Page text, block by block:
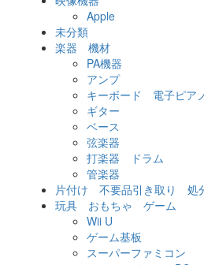
Apple
未分類
楽器 機材
PA機器
アンプ
キーボード 電子ピア
ギター
ベース
弦楽器
打楽器 ドラム
管楽器
片付け 不要品引き取り 処
玩具 おもちゃ ゲーム
Wii U
ゲーム基板
スーパーファミコン